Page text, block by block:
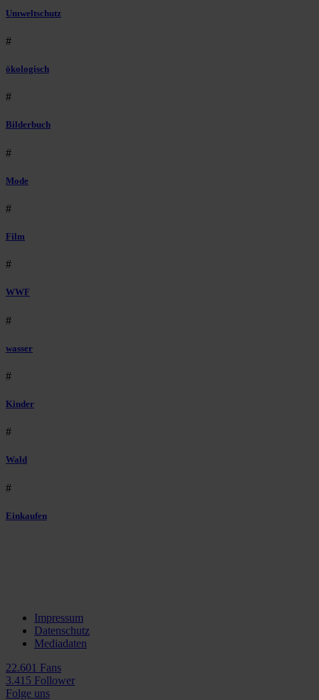
Umweltschutz
#
ökologisch
#
Bilderbuch
#
Mode
#
Film
#
WWF
#
wasser
#
Kinder
#
Wald
#
Einkaufen
Impressum
Datenschutz
Mediadaten
22.601 Fans
3.415 Follower
Folge uns